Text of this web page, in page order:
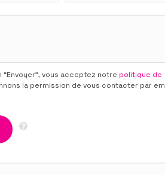
“Envoyer”, vous acceptez notre politique de
la permission de vous contacter par